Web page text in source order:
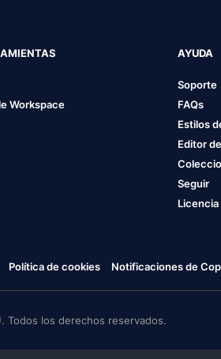
Workspace
AYUDA
Soporte
FAQs
Estilos
Editor
Seguir
Política de cookies Notificaciones de
Todos los derechos reservados.